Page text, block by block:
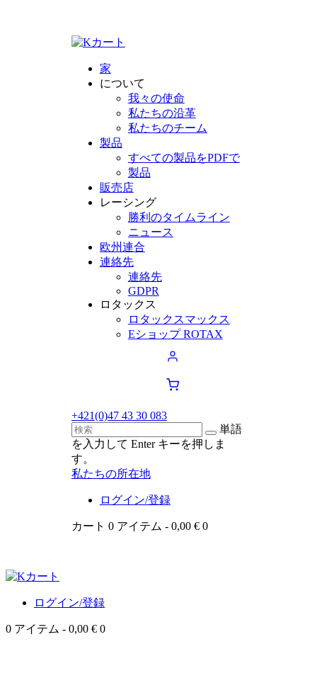
家
について
我々の使命
私たちの沿革
私たちのチーム
製品
すべての製品をPDFで
製品
販売店
レーシング
勝利のタイムライン
ニュース
欧州連合
連絡先
連絡先
GDPR
ロタックス
ロタックスマックス
Eショップ ROTAX
+421(0)47 43 30 083
単語
を入力して Enter キーを押しま
す。
私たちの所在地
ログイン/登録
カート 0 アイテム - 0,00 € 0
ログイン/登録
0 アイテム - 0,00 € 0